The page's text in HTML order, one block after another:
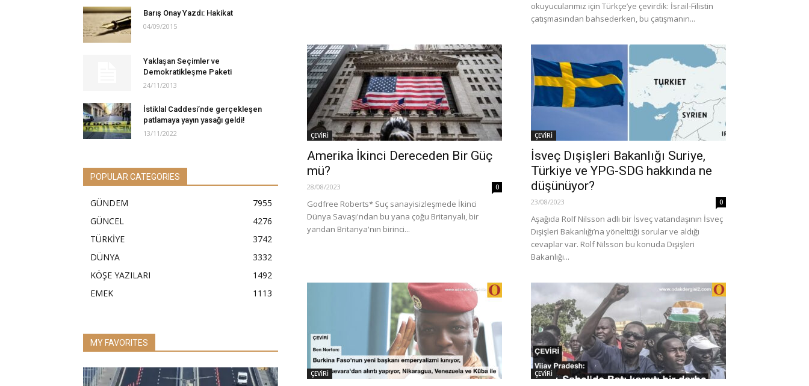
okuyucularımız için Türkçe’ye çevirdik: İsrail-Filistin
çatışmasından bahsederken, bu çatışmanın...
ÇEVİRİ
Amerika İkinci Dereceden Bir Güç
mü?
28/08/2023 0
Godfree Roberts* Suç sanayisizleşmede İkinci
Dünya Savaşı'ndan bu yana çoğu Britanyalı, bir
yandan Britanya'nın birinci...
ÇEVİRİ
İsveç Dışişleri Bakanlığı Suriye,
Türkiye ve YPG-SDG hakkında ne
düşünüyor?
23/08/2023 0
Aşağıda Rolf Nilsson adlı bir İsveç vatandaşının İsveç
Dışişleri Bakanlığı’na yönelttiği sorular ve aldığı
cevaplar var. Rolf Nilsson bu konuda Dışişleri
Bakanlığı...
ÇEVİRİ ÇEVİRİ
Barış Onay Yazdı: Hakikat
04/09/2015
Yaklaşan Seçimler ve
Demokratikleşme Paketi
24/11/2013
İstiklal Caddesi’nde gerçekleşen
patlamaya yayın yasağı geldi!
13/11/2022
POPULAR CATEGORIES
GÜNDEM
7955
GÜNCEL
4276
TÜRKİYE
3742
DÜNYA
3332
KÖŞE YAZILARI
1492
EMEK
1113
MY FAVORITES